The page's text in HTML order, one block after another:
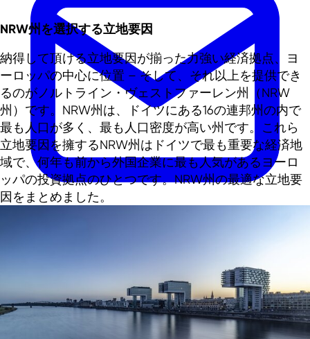
NRW州を選択する立地要因
納得して頂ける立地要因が揃った力強い経済拠点、ヨ
ーロッパの中心に位置 – そして、それ以上を提供でき
るのがノルトライン・ヴェストファーレン州（NRW
州）です。NRW州は、ドイツにある16の連邦州の内で
最も人口が多く、最も人口密度が高い州です。これら
立地要因を擁するNRW州はドイツで最も重要な経済地
域で、何年も前から外国企業に最も人気があるヨーロ
ッパの投資拠点のひとつです。NRW州の最適な立地要
因をまとめました。